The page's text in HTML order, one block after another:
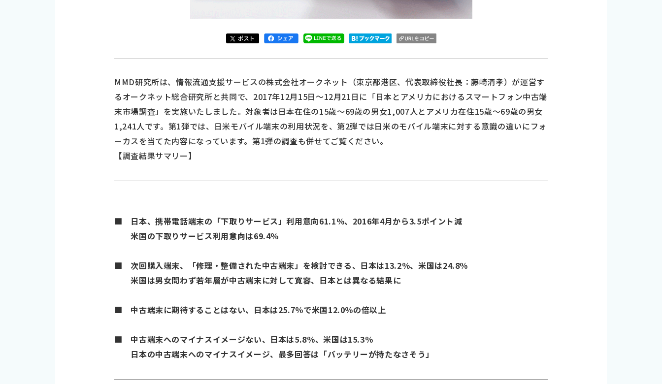
MMD研究所は、情報流通支援サービスの株式会社オークネット（東京都港区、代表取締役社長：藤崎清孝）が運営す
るオークネット総合研究所と共同で、2017年12月15日～12月21日に「日本とアメリカにおけるスマートフォン中古端
末市場調査」を実施いたしました。対象者は日本在住の15歳～69歳の男女1,007人とアメリカ在住15歳～69歳の男女
1,241人です。第1弾では、日米モバイル端末の利用状況を、第2弾では日米のモバイル端末に対する意識の違いにフォ
ーカスを当てた内容になっています。 第1弾の調査も併せてご覧ください。
【調査結果サマリー】
■ 日本、携帯電話端末の「下取りサービス」利用意向61.1％、2016年4月から3.5ポイント減
米国の下取りサービス利用意向は69.4％
■ 次回購入端末、「修理・整備された中古端末」を検討できる、日本は13.2％、米国は24.8％
米国は男女問わず若年層が中古端末に対して寛容、日本とは異なる結果に
■ 中古端末に期待することはない、日本は25.7％で米国12.0％の倍以上
■ 中古端末へのマイナスイメージない、日本は5.8％、米国は15.3％
日本の中古端末へのマイナスイメージ、最多回答は「バッテリーが持たなさそう」